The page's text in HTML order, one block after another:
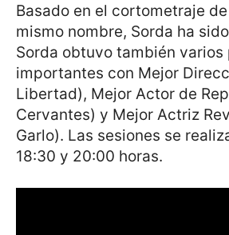
Basado en el cortometraje
mismo nombre, Sorda ha
Sorda obtuvo también varios
importantes con Mejor
Libertad), Mejor Actor de
Cervantes) y Mejor Actriz
Garlo). Las sesiones se
18:30 y 20:00 horas.